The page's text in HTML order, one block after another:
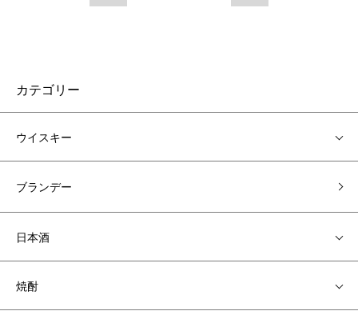
カテゴリー
ウイスキー
ブランデー
日本酒
焼酎